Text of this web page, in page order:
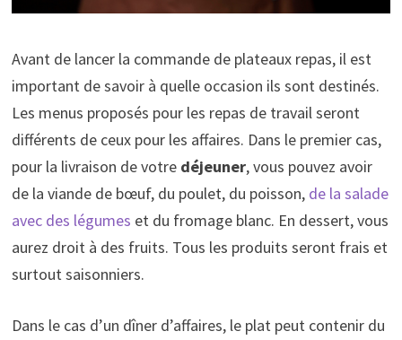
Avant de lancer la commande de plateaux repas, il est
important de savoir à quelle occasion ils sont destinés.
Les menus proposés pour les repas de travail seront
différents de ceux pour les affaires. Dans le premier cas,
pour la livraison de votre déjeuner, vous pouvez avoir
de la viande de bœuf, du poulet, du poisson, de la salade
avec des légumes et du fromage blanc. En dessert, vous
aurez droit à des fruits. Tous les produits seront frais et
surtout saisonniers.
Dans le cas d’un dîner d’affaires, le plat peut contenir du